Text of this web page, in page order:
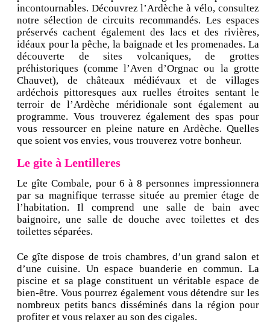
incontournables. Découvrez l’Ardèche à vélo, consultez
notre sélection de circuits recommandés. Les espaces
préservés cachent également des lacs et des rivières,
idéaux pour la pêche, la baignade et les promenades. La
découverte de sites volcaniques, de grottes
préhistoriques (comme l’Aven d’Orgnac ou la grotte
Chauvet), de châteaux médiévaux et de villages
ardéchois pittoresques aux ruelles étroites sentant le
terroir de l’Ardèche méridionale sont également au
programme. Vous trouverez également des spas pour
vous ressourcer en pleine nature en Ardèche. Quelles
que soient vos envies, vous trouverez votre bonheur.
Le gite à Lentilleres
Le gîte Combale, pour 6 à 8 personnes impressionnera
par sa magnifique terrasse située au premier étage de
l’habitation. Il comprend une salle de bain avec
baignoire, une salle de douche avec toilettes et des
toilettes séparées.
Ce gîte dispose de trois chambres, d’un grand salon et
d’une cuisine. Un espace buanderie en commun. La
piscine et sa plage constituent un véritable espace de
bien-être. Vous pourrez également vous détendre sur les
nombreux petits bancs disséminés dans la région pour
profiter et vous relaxer au son des cigales.